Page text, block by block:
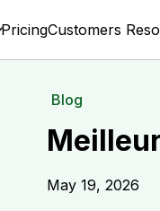
PricingCustomers
Blog
May 19, 2026